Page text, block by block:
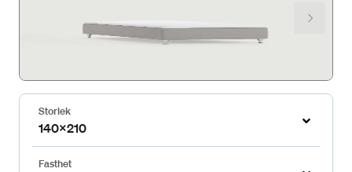
Storlek
140x210
Fasthet